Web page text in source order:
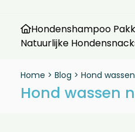
Hondenshampoo
Natuurlijke
Home > Blog > Hond
Hond wassen